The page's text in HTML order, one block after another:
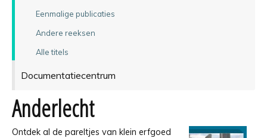
Eenmalige publicaties
Andere reeksen
Alle titels
Documentatiecentrum
Anderlecht
Ontdek al de pareltjes van klein erfgoed